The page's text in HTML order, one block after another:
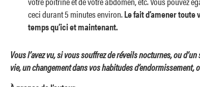
ceci durant 5 minutes environ.Le fait d’amener
temps qu’ici et maintenant.
Vous l’avez vu, si vous souffrez de réveils nocturnes, ou
vie, un changement dans vos habitudes